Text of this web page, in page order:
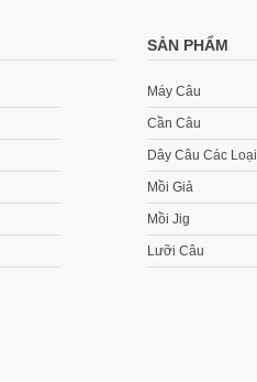
SẢN PHẨM
Máy Câu
Cần Câu
Dây Câu Các Loại
Mồi Giả
Mồi Jig
Lưỡi Câu